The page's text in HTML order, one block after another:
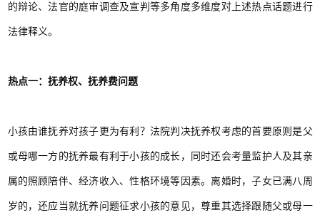
的辩论、法官的庭审调查及宣判等多角度多维度对上述热点话题进行
法律释义。
热点一：抚养权、抚养费问题
小孩由谁抚养对孩子更为有利？法院判决抚养权考虑的首要原则是父
或母哪一方的抚养最有利于小孩的成长，同时还会考量监护人及其亲
属的照顾陪伴、经济收入、性格环境等因素。离婚时，子女已满八周
岁的，还应当就抚养问题征求小孩的意见，尊重其选择跟随父或母一